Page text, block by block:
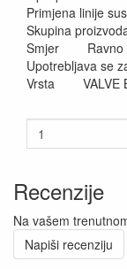
Primjena linije
Skupina
Smjer Ravno
Upotrebljava
Vrsta VALVE
Recenzije
Na vašem
Napiši recenziju